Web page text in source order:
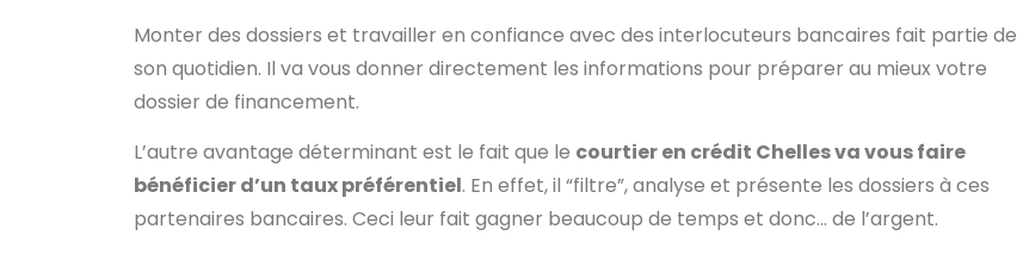
Monter des dossiers et travailler en confiance avec des interlocuteurs bancaires fait partie de
son quotidien. Il va vous donner directement les informations pour préparer au mieux votre
dossier de financement.
L’autre avantage déterminant est le fait que le courtier en crédit Chelles va vous faire
bénéficier d’un taux préférentiel. En effet, il “filtre”, analyse et présente les dossiers à ces
partenaires bancaires. Ceci leur fait gagner beaucoup de temps et donc… de l’argent.